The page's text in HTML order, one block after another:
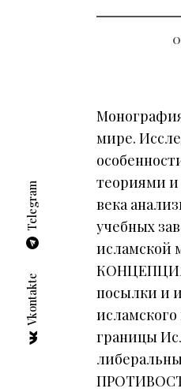
мире.
теориями и
века
учебных
исламской
посылки и
границы
Vkontakte
Telegram